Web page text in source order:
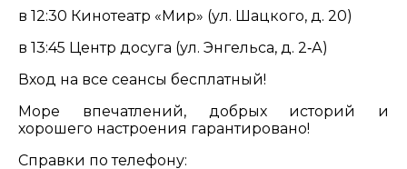
в 12:30 Кинотеатр «Мир» (ул. Шацкого, д. 20)
в 13:45 Центр досуга (ул. Энгельса, д. 2‑А)
Вход на все сеансы бесплатный!
Море впечатлений, добрых историй и
хорошего настроения гарантировано!
Справки по телефону: